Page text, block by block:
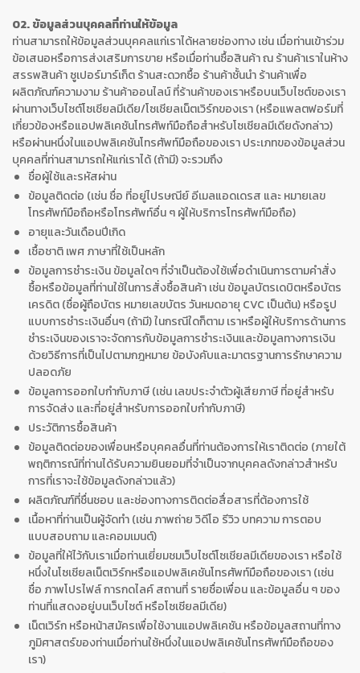
02. ข้อมูลส่วนบุคคลที่ท่านให้ข้อมูล
ท่านสามารถให้ข้อมูลส่วนบุคคลแก่เราได้หลายช่องทาง เช่น เมื่อท่านเข้าร่วม
ข้อเสนอหรือการส่งเสริมการขาย หรือเมื่อท่านซื้อสินค้า ณ ร้านค้าเราในห้าง
สรรพสินค้า ซูเปอร์มาร์เก็ต ร้านสะดวกซื้อ ร้านค้าชั้นนำ ร้านค้าเพื่อ
ผลิตภัณฑ์ความงาม ร้านค้าออนไลน์ ที่ร้านค้าของเราหรือบนเว็บไซต์ของเรา
ผ่านทางเว็บไซต์โซเชียลมีเดีย/โซเชียลเน็ตเวิร์กของเรา (หรือแพลตฟอร์มที่
เกี่ยวข้องหรือแอปพลิเคชันโทรศัพท์มือถือสำหรับโซเชียลมีเดียดังกล่าว)
หรือผ่านหนึ่งในแอปพลิเคชันโทรศัพท์มือถือของเรา ประเภทของข้อมูลส่วน
บุคคลที่ท่านสามารถให้แก่เราได้ (ถ้ามี) จะรวมถึง
ชื่อผู้ใช้และรหัสผ่าน
ข้อมูลติดต่อ (เช่น ชื่อ ที่อยู่ไปรษณีย์ อีเมลแอดเดรส และ หมายเลข
โทรศัพท์มือถือหรือโทรศัพท์อื่น ๆ ผู้ให้บริการโทรศัพท์มือถือ)
อายุและวันเดือนปีเกิด
เชื้อชาติ เพศ ภาษาที่ใช้เป็นหลัก
ข้อมูลการชำระเงิน ข้อมูลใดๆ ที่จำเป็นต้องใช้เพื่อดำเนินการตามคำสั่ง
ซื้อหรือข้อมูลที่ท่านใช้ในการสั่งซื้อสินค้า เช่น ข้อมูลบัตรเดบิตหรือบัตร
เครดิต (ชื่อผู้ถือบัตร หมายเลขบัตร วันหมดอายุ CVC เป็นต้น) หรือรูป
แบบการชำระเงินอื่นๆ (ถ้ามี) ในกรณีใดก็ตาม เราหรือผู้ให้บริการด้านการ
ชำระเงินของเราจะจัดการกับข้อมูลการชำระเงินและข้อมูลทางการเงิน
ด้วยวิธีการที่เป็นไปตามกฎหมาย ข้อบังคับและมาตรฐานการรักษาความ
ปลอดภัย
ข้อมูลการออกใบกำกับภาษี (เช่น เลขประจำตัวผู้เสียภาษี ที่อยู่สำหรับ
การจัดส่ง และที่อยู่สำหรับการออกใบกำกับภาษี)
ประวัติการซื้อสินค้า
ข้อมูลติดต่อของเพื่อนหรือบุคคลอื่นที่ท่านต้องการให้เราติดต่อ (ภายใต้
พฤติการณ์ที่ท่านได้รับความยินยอมที่จำเป็นจากบุคคลดังกล่าวสำหรับ
การที่เราจะใช้ข้อมูลดังกล่าวแล้ว)
ผลิตภัณฑ์ที่ชื่นชอบ และช่องทางการติดต่อสื่อสารที่ต้องการใช้
เนื้อหาที่ท่านเป็นผู้จัดทำ (เช่น ภาพถ่าย วิดีโอ รีวิว บทความ การตอบ
แบบสอบถาม และคอมเมนต์)
ข้อมูลที่ให้ไว้กับเราเมื่อท่านเยี่ยมชมเว็บไซต์โซเชียลมีเดียของเรา หรือใช้
หนึ่งในโซเชียลเน็ตเวิร์กหรือแอปพลิเคชันโทรศัพท์มือถือของเรา (เช่น
ชื่อ ภาพโปรไฟล์ การกดไลค์ สถานที่ รายชื่อเพื่อน และข้อมูลอื่น ๆ ของ
ท่านที่แสดงอยู่บนเว็บไซต์ หรือโซเชียลมีเดีย)
เน็ตเวิร์ก หรือหน้าสมัครเพื่อใช้งานแอปพลิเคชัน หรือข้อมูลสถานที่ทาง
ภูมิศาสตร์ของท่านเมื่อท่านใช้หนึ่งในแอปพลิเคชันโทรศัพท์มือถือของ
เรา)